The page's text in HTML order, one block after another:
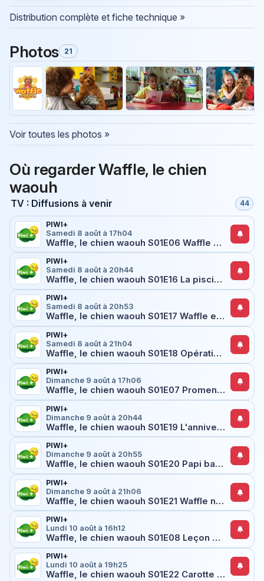
Distribution complète et fiche technique »
Photos 21
Voir toutes les photos »
Où regarder Waffle, le chien
waouh
TV : Diffusions à venir 44
PIWI+
Samedi 8 août à 17h04
Waffle, le chien waouh S01E06 Waffle et la peinture verte
PIWI+
Samedi 8 août à 20h44
Waffle, le chien waouh S01E16 La piscine à balles
PIWI+
Samedi 8 août à 20h53
Waffle, le chien waouh S01E17 Waffle est malade
PIWI+
Samedi 8 août à 21h04
Waffle, le chien waouh S01E18 Opération Petit Chat
PIWI+
Dimanche 9 août à 17h06
Waffle, le chien waouh S01E07 Promenade mouvementée
PIWI+
Dimanche 9 août à 20h44
Waffle, le chien waouh S01E19 L'anniversaire de Jess
PIWI+
Dimanche 9 août à 20h55
Waffle, le chien waouh S01E20 Papi baby-sitter
PIWI+
Dimanche 9 août à 21h06
Waffle, le chien waouh S01E21 Waffle n'aime pas être seul
PIWI+
Lundi 10 août à 16h12
Waffle, le chien waouh S01E08 Leçon de dressage
PIWI+
Lundi 10 août à 19h25
Waffle, le chien waouh S01E22 Carotte et sac à main